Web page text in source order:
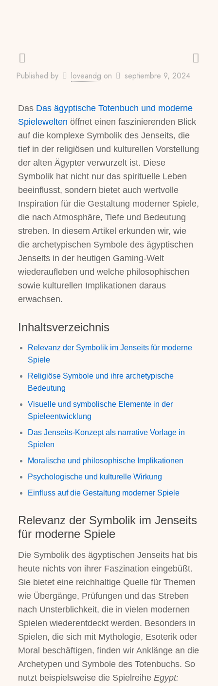
Published by loveandg on septiembre 9, 2024
Das Das ägyptische Totenbuch und moderne
Spielewelten öffnet einen faszinierenden Blick
auf die komplexe Symbolik des Jenseits, die
tief in der religiösen und kulturellen Vorstellung
der alten Ägypter verwurzelt ist. Diese
Symbolik hat nicht nur das spirituelle Leben
beeinflusst, sondern bietet auch wertvolle
Inspiration für die Gestaltung moderner Spiele,
die nach Atmosphäre, Tiefe und Bedeutung
streben. In diesem Artikel erkunden wir, wie
die archetypischen Symbole des ägyptischen
Jenseits in der heutigen Gaming-Welt
wiederaufleben und welche philosophischen
sowie kulturellen Implikationen daraus
erwachsen.
Inhaltsverzeichnis
Relevanz der Symbolik im Jenseits für moderne
Spiele
Religiöse Symbole und ihre archetypische
Bedeutung
Visuelle und symbolische Elemente in der
Spieleentwicklung
Das Jenseits-Konzept als narrative Vorlage in
Spielen
Moralische und philosophische Implikationen
Psychologische und kulturelle Wirkung
Einfluss auf die Gestaltung moderner Spiele
Relevanz der Symbolik im Jenseits
für moderne Spiele
Die Symbolik des ägyptischen Jenseits hat bis
heute nichts von ihrer Faszination eingebüßt.
Sie bietet eine reichhaltige Quelle für Themen
wie Übergänge, Prüfungen und das Streben
nach Unsterblichkeit, die in vielen modernen
Spielen wiederentdeckt werden. Besonders in
Spielen, die sich mit Mythologie, Esoterik oder
Moral beschäftigen, finden wir Anklänge an die
Archetypen und Symbole des Totenbuchs. So
nutzt beispielsweise die Spielreihe Egypt: